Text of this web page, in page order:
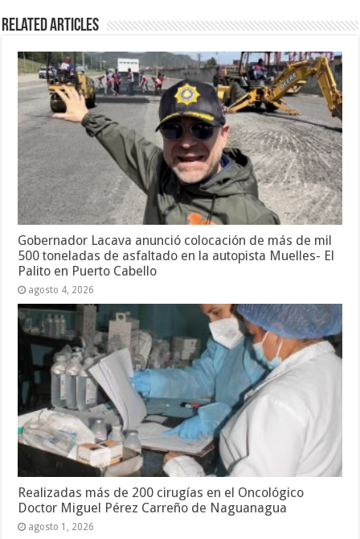
Related Articles
Gobernador Lacava anunció colocación de más de mil
500 toneladas de asfaltado en la autopista Muelles- El
Palito en Puerto Cabello
agosto 4, 2026
Realizadas más de 200 cirugías en el Oncológico
Doctor Miguel Pérez Carreño de Naguanagua
agosto 1, 2026